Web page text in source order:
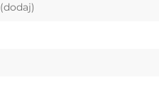
(dodaj)